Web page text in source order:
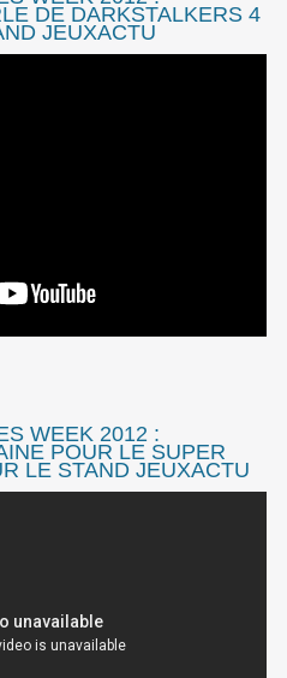
DE DARKSTALKERS 4
JEUXACTU
WEEK 2012 :
POUR LE SUPER
LE STAND JEUXACTU